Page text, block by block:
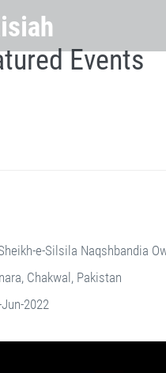
Events
e-Silsila Naqshbandia
Chakwal, Pakistan
2022